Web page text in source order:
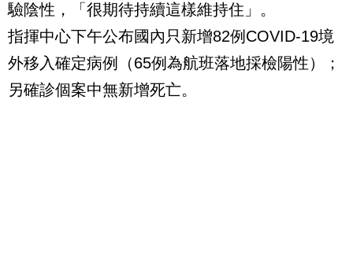
驗陰性，「很期待持續這樣維持住」。
指揮中心下午公布國內只新增82例COVID-19境
外移入確定病例（65例為航班落地採檢陽性）；
另確診個案中無新增死亡。